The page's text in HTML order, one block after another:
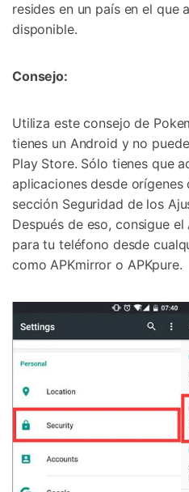
resides en un país en el que
disponible.
Consejo:
Utiliza este consejo de
tienes un Android y no
Play Store. Sólo tienes que
aplicaciones desde orígenes
sección Seguridad de los
Después de eso, consigue
para tu teléfono desde
como APKmirror o APKpure.